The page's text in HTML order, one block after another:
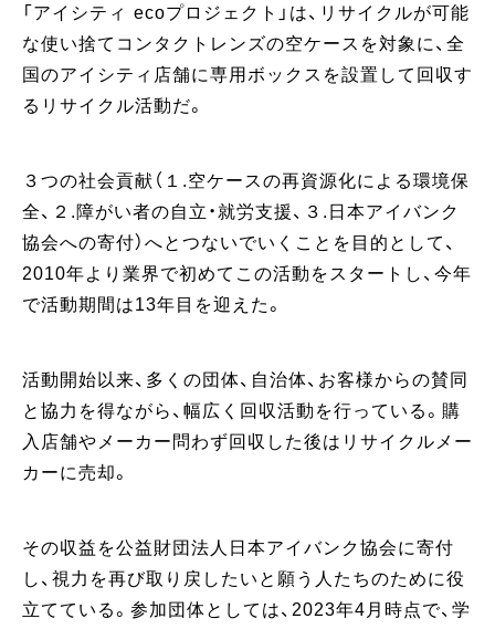
「アイシティ ecoプロジェクト」は、リサイクルが可能
な使い捨てコンタクトレンズの空ケースを対象に、全
国のアイシティ店舗に専用ボックスを設置して回収す
るリサイクル活動だ。
３つの社会貢献（１.空ケースの再資源化による環境保
全、２.障がい者の自立・就労支援、３.日本アイバンク
協会への寄付）へとつないでいくことを目的として、
2010年より業界で初めてこの活動をスタートし、今年
で活動期間は13年目を迎えた。
活動開始以来、多くの団体、自治体、お客様からの賛同
と協力を得ながら、幅広く回収活動を行っている。購
入店舗やメーカー問わず回収した後はリサイクルメー
カーに売却。
その収益を公益財団法人日本アイバンク協会に寄付
し、視力を再び取り戻したいと願う人たちのために役
立てている。参加団体としては、2023年4月時点で、学